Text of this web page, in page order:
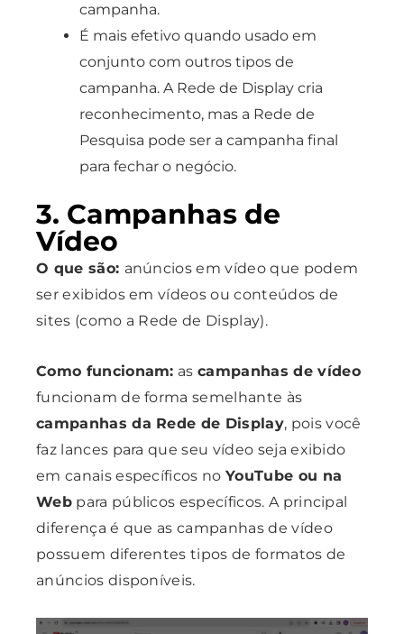
campanha.
É mais efetivo quando usado em
conjunto com outros tipos de
campanha. A Rede de Display cria
reconhecimento, mas a Rede de
Pesquisa pode ser a campanha final
para fechar o negócio.
3. Campanhas de
Vídeo
O que são: anúncios em vídeo que podem
ser exibidos em vídeos ou conteúdos de
sites (como a Rede de Display).
Como funcionam: ascampanhas de vídeo
funcionam de forma semelhante às
campanhas da Rede de Display, pois você
faz lances para que seu vídeo seja exibido
em canais específicos noYouTube ou na
Webpara públicos específicos. A principal
diferença é que as campanhas de vídeo
possuem diferentes tipos de formatos de
anúncios disponíveis.